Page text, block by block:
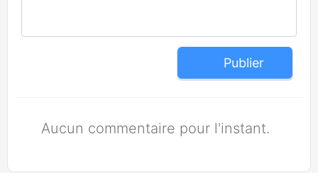
Publier
Aucun commentaire pour l'instant.